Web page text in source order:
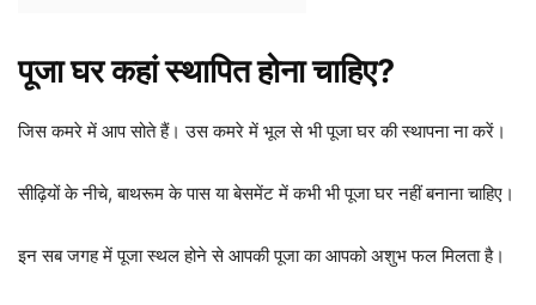
पूजा घर कहां स्थापित होना चाहिए?
जिस कमरे में आप सोते हैं। उस कमरे में भूल से भी पूजा घर की स्थापना ना करें।
सीढ़ियों के नीचे, बाथरूम के पास या बेसमेंट में कभी भी पूजा घर नहीं बनाना चाहिए।
इन सब जगह में पूजा स्थल होने से आपकी पूजा का आपको अशुभ फल मिलता है।